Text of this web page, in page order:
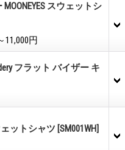
MOONEYES スウェットシ
11,000円
フラット バイザー キ
ェットシャツ [SM001WH]